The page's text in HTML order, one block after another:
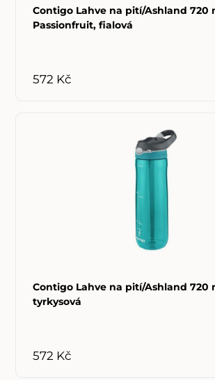
Contigo Lahve na pití/Ashland 720
Passionfruit, fialová
572 Kč
Contigo Lahve na pití/Ashland 720
tyrkysová
572 Kč